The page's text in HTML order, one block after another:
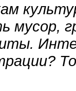
мусор,